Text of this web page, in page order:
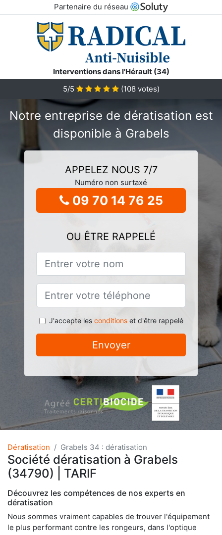
Partenaire du réseau
Interventions dans l'Hérault (34)
5/5
(108votes)
Notre entreprise de dératisation est
disponible à Grabels
APPELEZ NOUS 7/7
Numéro non surtaxé
09 70 14 76 25
OU ÊTRE RAPPELÉ
J'accepte les conditionset d'être rappelé
Envoyer
Dératisation Grabels 34 : dératisation
Société dératisation à Grabels
(34790) | TARIF
Découvrez les compétences de nos experts en
dératisation
Nous sommes vraiment capables de trouver l'équipement
le plus performant contre les rongeurs, dans l'optique